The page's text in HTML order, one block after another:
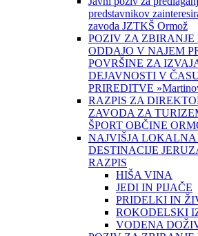
predstavnikov
zavoda JZTKŠ Ormož
POZIV ZA ZBIRANJE
ODDAJO V NAJEM
POVRŠINE ZA
DEJAVNOSTI V
PRIREDITVE
RAZPIS ZA
ZAVODA ZA
ŠPORT OBČINE
NAJVIŠJA
DESTINACIJE
RAZPIS
HIŠA VINA
JEDI IN PIJAČE
PRIDELKI IN
ROKODELSKI
VODENA